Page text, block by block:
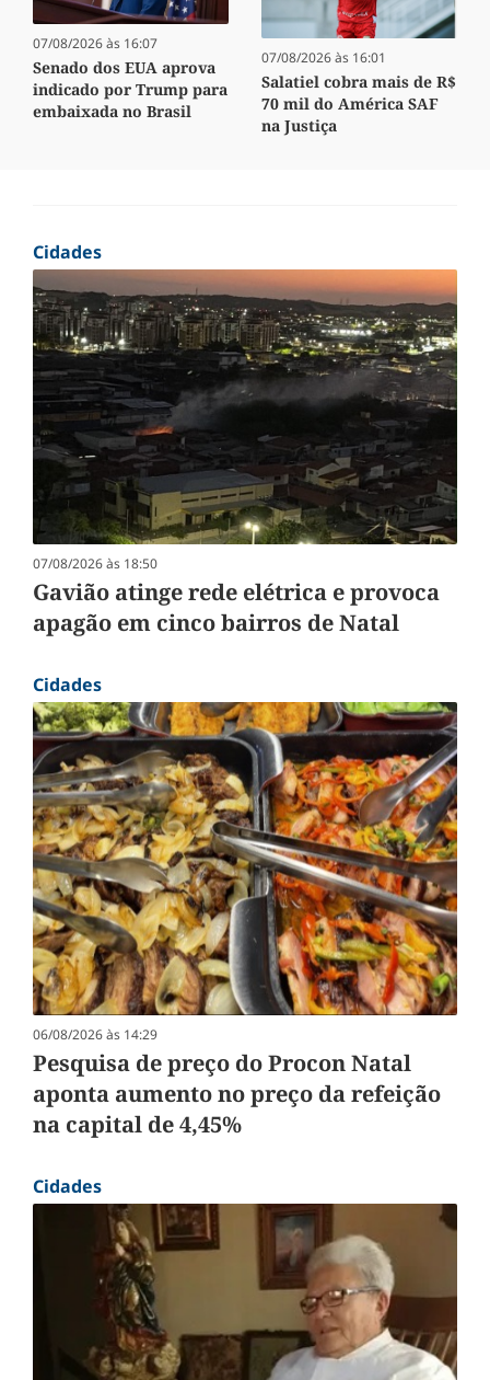
07/08/2026 às 16:07
Senado dos EUA aprova
indicado por Trump para
embaixada no Brasil
07/08/2026 às 16:01
Salatiel cobra mais de R$
70 mil do América SAF
na Justiça
Cidades
07/08/2026 às 18:50
Gavião atinge rede elétrica e provoca
apagão em cinco bairros de Natal
Cidades
06/08/2026 às 14:29
Pesquisa de preço do Procon Natal
aponta aumento no preço da refeição
na capital de 4,45%
Cidades